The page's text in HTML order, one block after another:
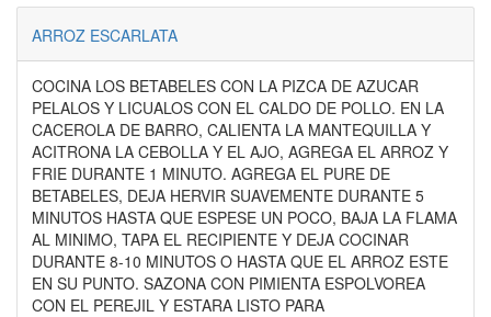
ARROZ ESCARLATA
COCINA LOS BETABELES CON LA PIZCA DE AZUCAR
PELALOS Y LICUALOS CON EL CALDO DE POLLO. EN LA
CACEROLA DE BARRO, CALIENTA LA MANTEQUILLA Y
ACITRONA LA CEBOLLA Y EL AJO, AGREGA EL ARROZ Y
FRIE DURANTE 1 MINUTO. AGREGA EL PURE DE
BETABELES, DEJA HERVIR SUAVEMENTE DURANTE 5
MINUTOS HASTA QUE ESPESE UN POCO, BAJA LA FLAMA
AL MINIMO, TAPA EL RECIPIENTE Y DEJA COCINAR
DURANTE 8-10 MINUTOS O HASTA QUE EL ARROZ ESTE
EN SU PUNTO. SAZONA CON PIMIENTA ESPOLVOREA
CON EL PEREJIL Y ESTARA LISTO PARA